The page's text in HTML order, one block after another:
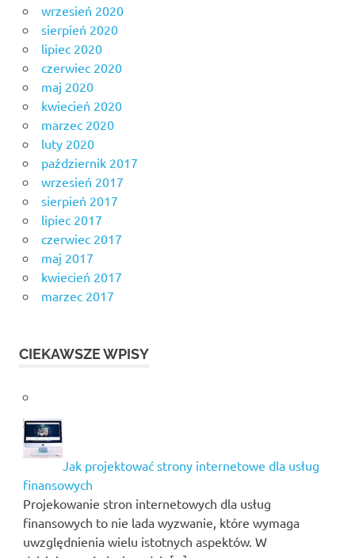
wrzesień 2020
sierpień 2020
lipiec 2020
czerwiec 2020
maj 2020
kwiecień 2020
marzec 2020
luty 2020
październik 2017
wrzesień 2017
sierpień 2017
lipiec 2017
czerwiec 2017
maj 2017
kwiecień 2017
marzec 2017
CIEKAWSZE WPISY
Jak projektować strony internetowe dla usług
finansowych
Projekowanie stron internetowych dla usług
finansowych to nie lada wyzwanie, które wymaga
uwzględnienia wielu istotnych aspektów. W